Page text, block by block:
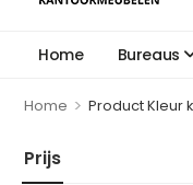
Home Bureaus
Home > Product Kleur
Prijs